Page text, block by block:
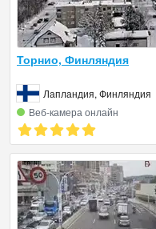
Торнио, Финляндия
Лапландия, Финляндия
Веб‑камера онлайн